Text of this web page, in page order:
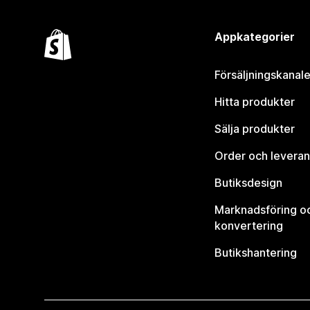
Appkategorier
Hitta produkter
Sälja produkter
Order och
Butiksdesign
Marknadsföring
konvertering
Butikshantering